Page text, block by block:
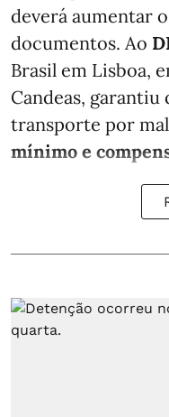
deverá aumentar
documentos. Ao
Brasil em Lisboa,
Candeas,
transporte por
mínimo e